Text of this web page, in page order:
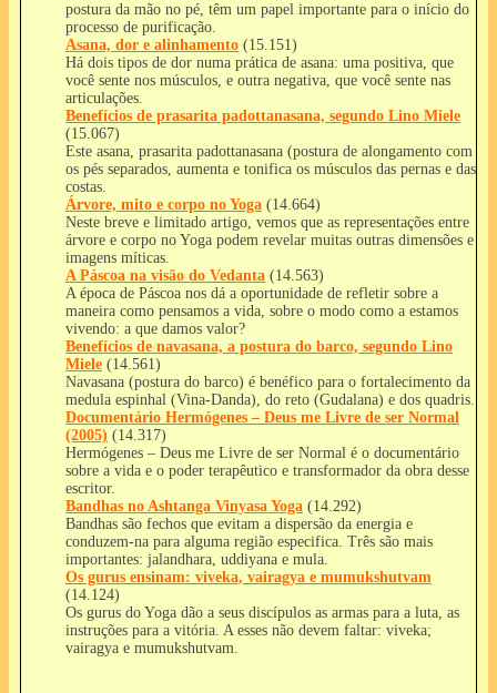
postura da mão no pé, têm um papel importante para o início do
processo de purificação.
Asana, dor e alinhamento (15.151)
Há dois tipos de dor numa prática de asana: uma positiva, que
você sente nos músculos, e outra negativa, que você sente nas
articulações.
Benefícios de prasarita padottanasana, segundo Lino Miele
(15.067)
Este asana, prasarita padottanasana (postura de alongamento com
os pés separados, aumenta e tonifica os músculos das pernas e das
costas.
Árvore, mito e corpo no Yoga (14.664)
Neste breve e limitado artigo, vemos que as representações entre
árvore e corpo no Yoga podem revelar muitas outras dimensões e
imagens míticas.
A Páscoa na visão do Vedanta (14.563)
A época de Páscoa nos dá a oportunidade de refletir sobre a
maneira como pensamos a vida, sobre o modo como a estamos
vivendo: a que damos valor?
Benefícios de navasana, a postura do barco, segundo Lino
Miele (14.561)
Navasana (postura do barco) é benéfico para o fortalecimento da
medula espinhal (Vina-Danda), do reto (Gudalana) e dos quadris.
Documentário Hermógenes – Deus me Livre de ser Normal
(2005) (14.317)
Hermógenes – Deus me Livre de ser Normal é o documentário
sobre a vida e o poder terapêutico e transformador da obra desse
escritor.
Bandhas no Ashtanga Vinyasa Yoga (14.292)
Bandhas são fechos que evitam a dispersão da energia e
conduzem-na para alguma região especifica. Três são mais
importantes: jalandhara, uddiyana e mula.
Os gurus ensinam: viveka, vairagya e mumukshutvam
(14.124)
Os gurus do Yoga dão a seus discípulos as armas para a luta, as
instruções para a vitória. A esses não devem faltar: viveka;
vairagya e mumukshutvam.